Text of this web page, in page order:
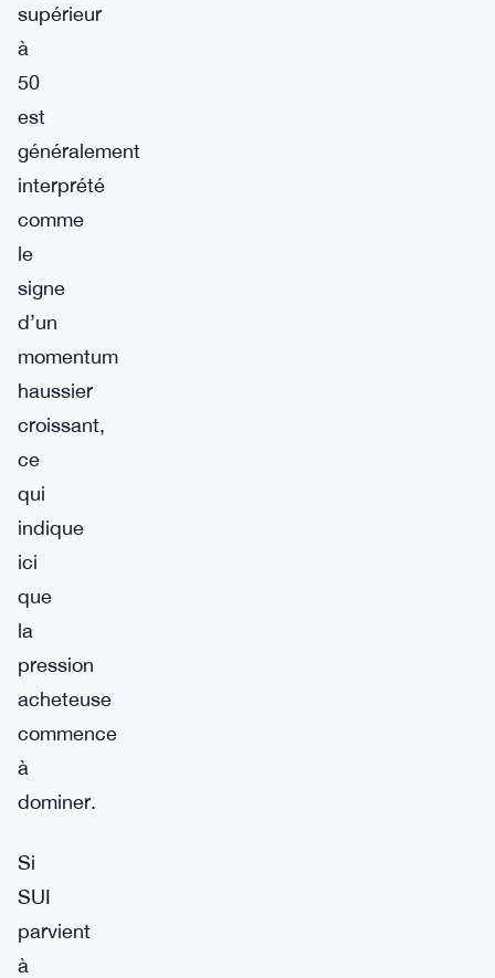
supérieur
à
50
est
généralement
interprété
comme
le
signe
d’un
momentum
haussier
croissant,
ce
qui
indique
ici
que
la
pression
acheteuse
commence
à
dominer.
Si
SUI
parvient
à